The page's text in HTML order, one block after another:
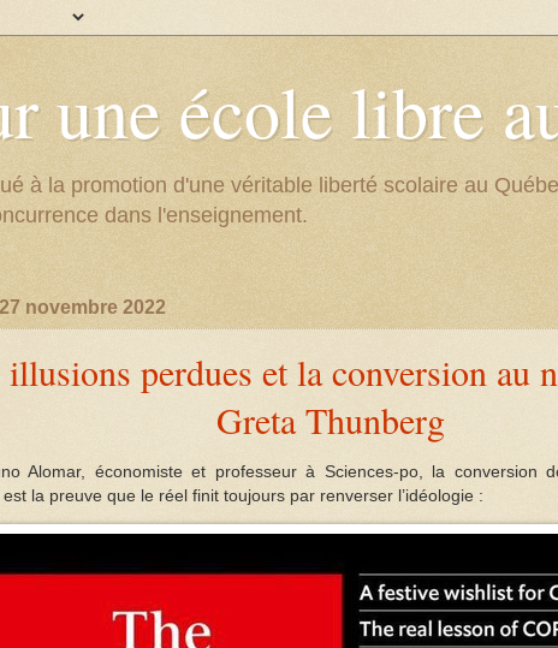
une école libre
à la promotion d'une véritable liberté scolaire au
dans l'enseignement.
novembre 2022
perdues et la conversion au
Greta Thunberg
Alomar, économiste et professeur à Sciences-po, la conversion
la preuve que le réel finit toujours par renverser l’idéologie :